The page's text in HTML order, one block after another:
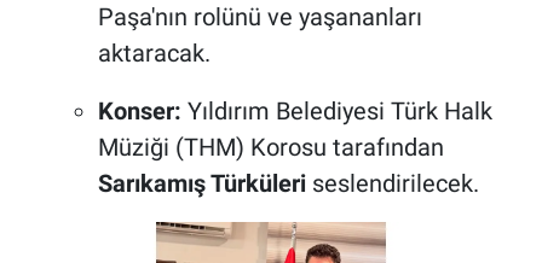
Paşa'nın rolünü ve yaşananları
aktaracak.
Konser: Yıldırım Belediyesi Türk Halk
Müziği (THM) Korosu tarafından
Sarıkamış Türküleriseslendirilecek.